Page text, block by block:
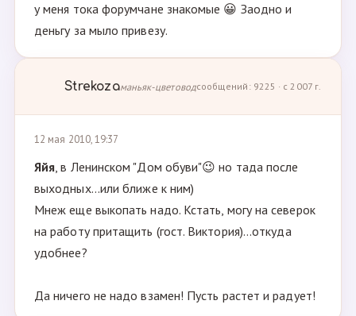
у меня тока форумчане знакомые 😀 Заодно и
деньгу за мыло привезу.
Strekozaманьяк-цветоводсообщений: 9225 · с 2007 г.
12 мая 2010, 19:37
Яйя, в Ленинском "Дом обуви"😉 но тада после
выходных...или ближе к ним)
Мнеж еще выкопать надо. Кстать, могу на северок
на работу притащить (гост. Виктория)...откуда
удобнее?
Да ничего не надо взамен! Пусть растет и радует!